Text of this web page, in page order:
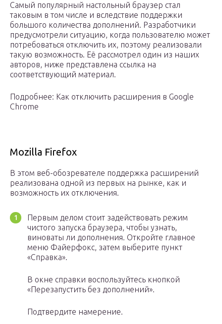
Самый популярный настольный браузер стал
таковым в том числе и вследствие поддержки
большого количества дополнений. Разработчики
предусмотрели ситуацию, когда пользователю может
потребоваться отключить их, поэтому реализовали
такую возможность. Её рассмотрел один из наших
авторов, ниже представлена ссылка на
соответствующий материал.
Подробнее: Как отключить расширения в Google
Chrome
Mozilla Firefox
В этом веб-обозревателе поддержка расширений
реализована одной из первых на рынке, как и
возможность их отключения.
Первым делом стоит задействовать режим
чистого запуска браузера, чтобы узнать,
виноваты ли дополнения. Откройте главное
меню Файерфокс, затем выберите пункт
«Справка».
В окне справки воспользуйтесь кнопкой
«Перезапустить без дополнений».
Подтвердите намерение.